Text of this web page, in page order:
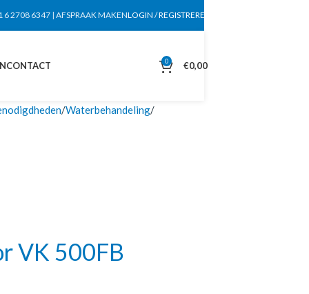
6 2708 6347 | AFSPRAAK MAKENLOGIN / REGISTREREN
CONTACT 0 €0,00
Waterbehandeling
VK 500FB